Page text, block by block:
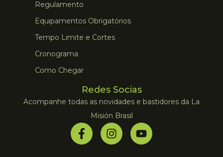
Regulamento
Equipamentos Obrigatórios
Tempo Limite e Cortes
Cronograma
Como Chegar
Redes Socias
Acompanhe todas as novidades e bastidores da La
Misión Brasil